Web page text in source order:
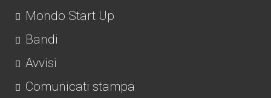
Mondo Start Up
Bandi
Avvisi
Comunicati stampa